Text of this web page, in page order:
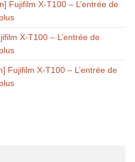
Fujifilm X-T100 – L’entrée de
X-T100 – L’entrée de
Fujifilm X-T100 – L’entrée de